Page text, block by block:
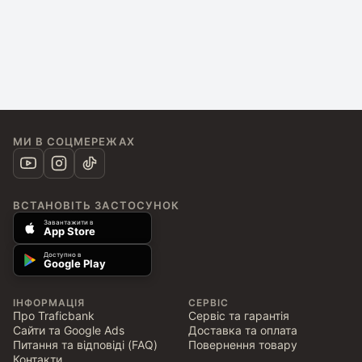
МИ В СОЦМЕРЕЖАХ
ВСТАНОВІТЬ ЗАСТОСУНОК
Завантажити в
App Store
Доступно в
Google Play
ІНФОРМАЦІЯ
Про Traficbank
Сайти та Google Ads
Питання та відповіді (FAQ)
Контакти
СЕРВІС
Сервіс та гарантія
Доставка та оплата
Повернення товару